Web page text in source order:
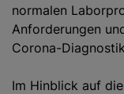
normalen
Anforderungen
Corona-
Im Hinblick auf